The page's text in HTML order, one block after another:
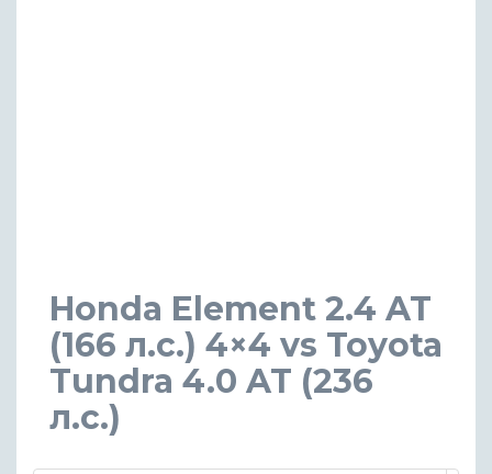
Honda Element 2.4 AT
(166 л.с.) 4×4 vs Toyota
Tundra 4.0 AT (236
л.с.)